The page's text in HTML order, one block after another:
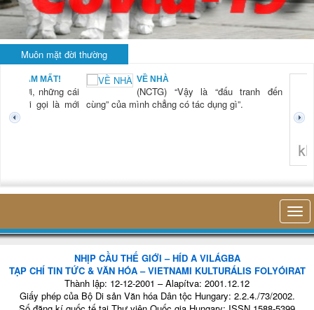
Muôn mặt đời thường
NAM MẤT!
“Xời, những cái
mới gọi là mới
VỀ NHÀ
(NCTG) “Vậy là “đấu tranh đến
cùng” của mình chẳng có tác dụng gì”.
NHỊP CẦU THẾ GIỚI – HÍD A VILÁGBA
TẠP CHÍ TIN TỨC & VĂN HÓA – VIETNAMI KULTURÁLIS FOLYÓIRAT
Thành lập: 12-12-2001 – Alapítva: 2001.12.12
Giấy phép của Bộ Di sản Văn hóa Dân tộc Hungary: 2.2.4./73/2002.